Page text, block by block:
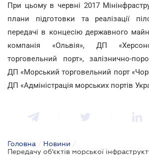
При цьому в червні 2017
плани підготовки та реалізації
передачі в концесію державного
компанія «Ольвія», ДП
торговельний порт», залізнично-
ДП «Морський торговельний порт
ДП «Адміністрація морських портів
Головна / Новини /